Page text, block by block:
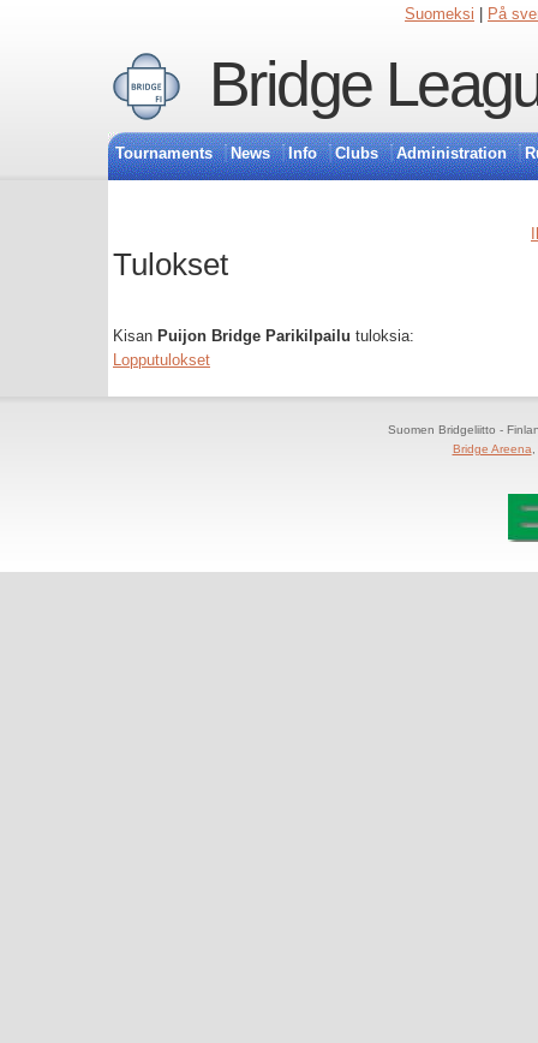
Suomeksi På
Bridge
Tournaments News Info Clubs Administration
Tulokset
Kisan Puijon Bridge Parikilpailu tuloksia:
Lopputulokset
Suomen Bridgeliitto -
Bridge Areena